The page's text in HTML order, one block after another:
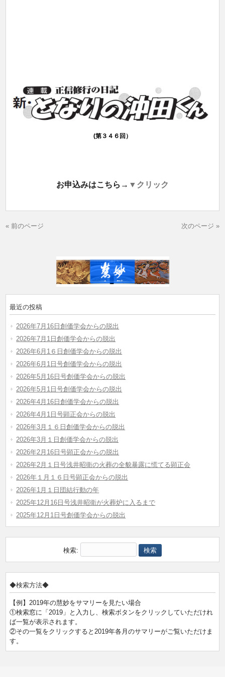
(第３４６回）
お申込みはこちら→ ▼クリック
« 前のページ 次のページ »
最近の投稿
2026年7月16日創価学会からの脱出
2026年7月1日創価学会からの脱出
2026年6月1６日創価学会からの脱出
2026年6月1日号創価学会からの脱出
2026年5月16日号創価学会からの脱出
2026年5月1日号創価学会からの脱出
2026年4月16日創価学会からの脱出
2026年4月1日号顕正会からの脱出
2026年3月１６日創価学会からの脱出
2026年3月１日創価学会からの脱出
2026年2月16日号顕正会からの脱出
2026年2月１日号浅井昭衛の火葬の全貌暴露に慌てる顕正会
2026年１月１６日号顕正会からの脱出
2026年1月１日団結行動の年
2025年12月16日号浅井昭衛が火葬炉に入るまで
2025年12月1日号創価学会からの脱出
検索:
◆検索方法◆
【例】2019年の慧妙をサマリーを見たい場合
①検索窓に「2019」と入力し、検索ボタンをクリックしていただけれ
ば一覧が表示されます。
②その一覧をクリックすると2019年各月のサマリーがご覧いただけま
す。